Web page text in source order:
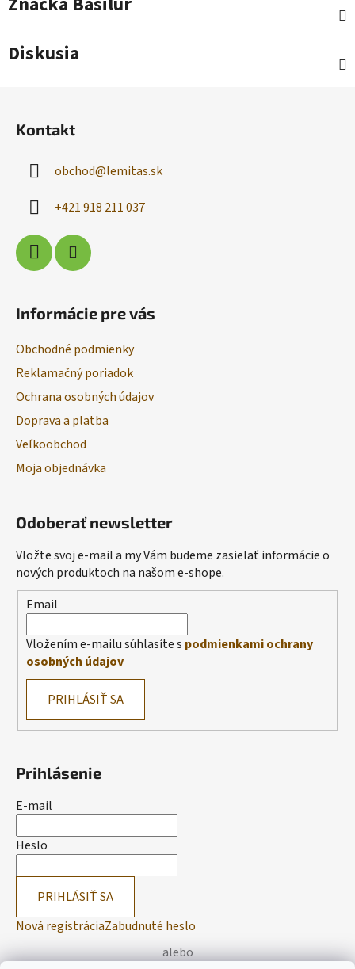
Diskusia
Kontakt
obchod@lemitas.sk
+421 918 211 037
Informácie pre vás
Obchodné podmienky
Reklamačný poriadok
Ochrana osobných údajov
Doprava a platba
Veľkoobchod
Moja objednávka
Odoberať newsletter
Vložte svoj e-mail a my Vám budeme zasielať informácie o
nových produktoch na našom e-shope.
Email
Vložením e-mailu súhlasíte s podmienkami ochrany
osobných údajov
PRIHLÁSIŤ SA
Prihlásenie
E-mail
Heslo
PRIHLÁSIŤ SA
Nová registráciaZabudnuté heslo
alebo